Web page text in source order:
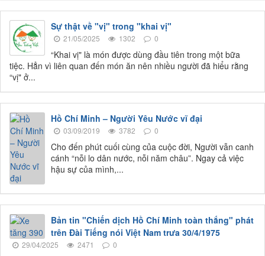
Sự thật về "vị" trong "khai vị"
21/05/2025 1302 0
“Khai vị" là món được dùng đầu tiên trong một bữa
tiệc. Hẳn vì liên quan đến món ăn nên nhiều người đã hiểu rằng
“vị" ở...
Hồ Chí Minh – Người Yêu Nước vĩ đại
03/09/2019 3782 0
Cho đến phút cuối cùng của cuộc đời, Người vẫn canh
cánh “nỗi lo dân nước, nỗi năm châu”. Ngay cả việc
hậu sự của mình,...
Bản tin "Chiến dịch Hồ Chí Minh toàn thắng" phát
trên Đài Tiếng nói Việt Nam trưa 30/4/1975
29/04/2025 2471 0